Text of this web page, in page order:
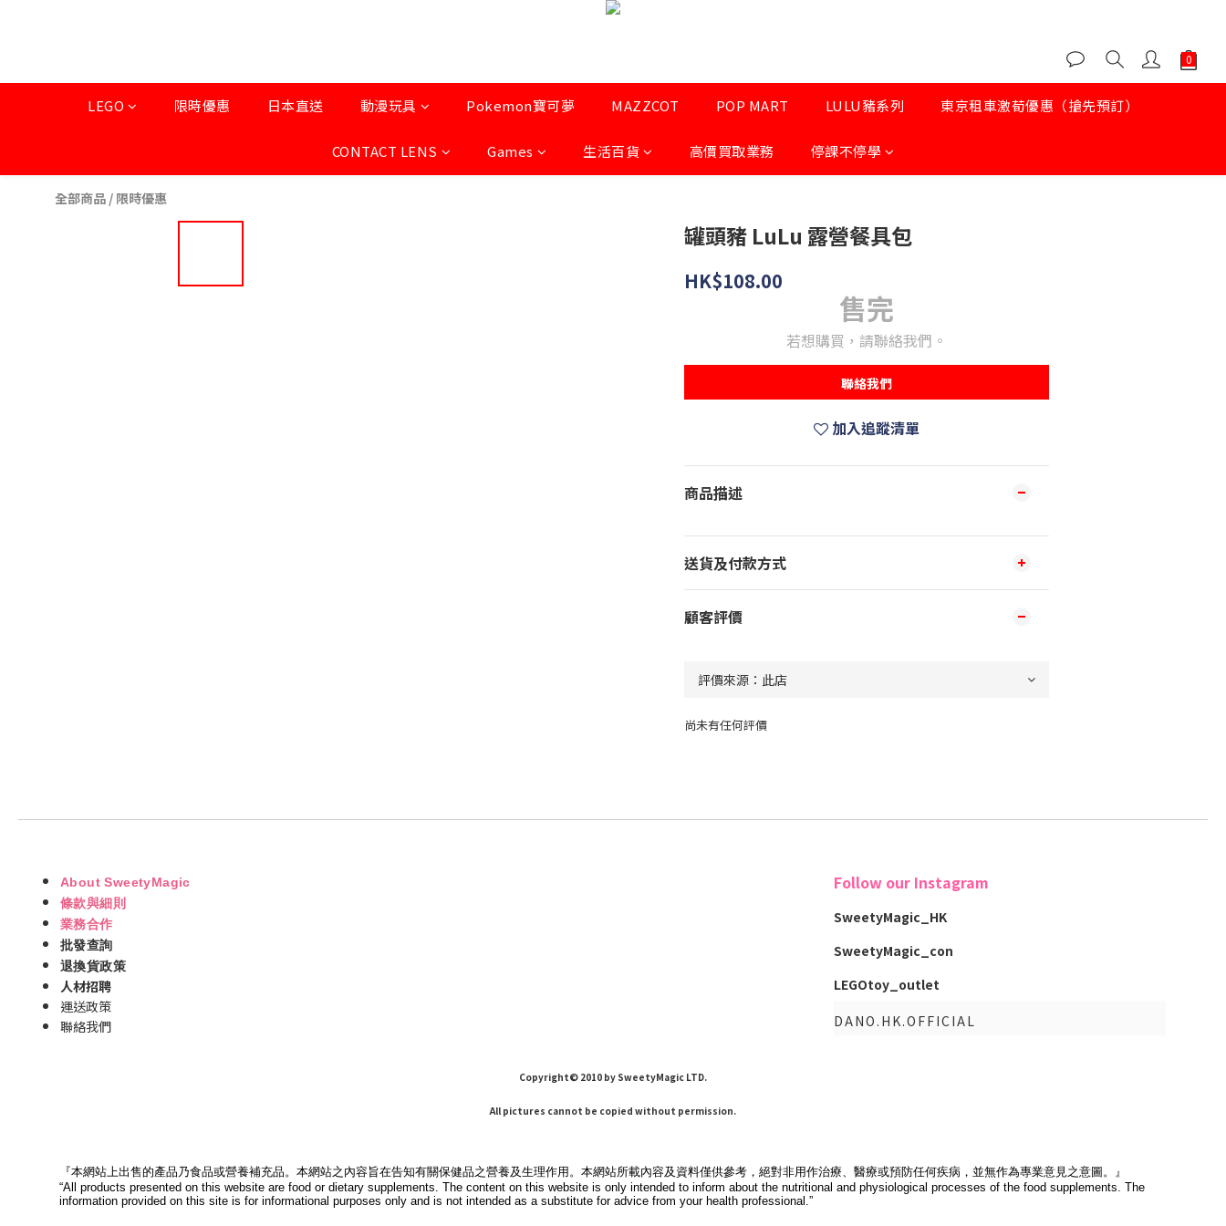
LEGO 限時優惠 日本直送 動漫玩具 Pokemon寶可夢 MAZZCOT POP MART LULU豬系列 東京租車激荀優惠（搶先預訂）
CONTACT LENS Games 生活百貨 高價買取業務 停課不停學
全部商品 / 限時優惠
罐頭豬 LuLu 露營餐具包
HK$108.00
售完
若想購買，請聯絡我們。
聯絡我們
加入追蹤清單
商品描述
送貨及付款方式
顧客評價
尚未有任何評價
About SweetyMagic
條款與細則
業務合作
批發查詢
退換貨政策
人材招聘
運送政策
聯絡我們
Follow our Instagram
SweetyMagic_HK
SweetyMagic_con
LEGOtoy_outlet
DANO.HK.OFFICIAL
Copyright© 2010 by SweetyMagic LTD.
All pictures cannot be copied without permission.
『本網站上出售的產品乃食品或營養補充品。本網站之內容旨在告知有關保健品之營養及生理作用。本網站所載內容及資料僅供參考，絕對非用作治療、醫療或預防任何疾病，並無作為專業意見之意圖。』
“All products presented on this website are food or dietary supplements. The content on this website is only intended to inform about the nutritional and physiological processes of the food supplements. The
information provided on this site is for informational purposes only and is not intended as a substitute for advice from your health professional.”